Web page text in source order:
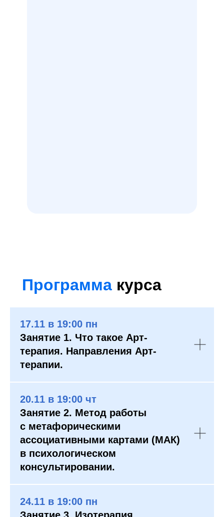
Программа курса
17.11 в 19:00 пн
Занятие 1. Что такое Арт-
терапия. Направления Арт-
терапии.
20.11 в 19:00 чт
Занятие 2. Метод работы
с метафорическими
ассоциативными картами (МАК)
в психологическом
консультировании.
24.11 в 19:00 пн